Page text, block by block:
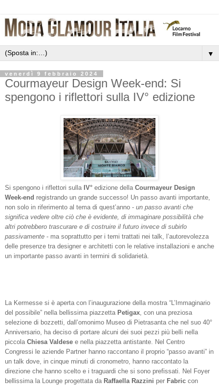
▼
venerdì 9 febbraio 2024
Courmayeur Design Week-end: Si
spengono i riflettori sulla IV° edizione
Si spengono i riflettori sulla IV° edizione della Courmayeur Design
Week-end registrando un grande successo! Un passo avanti importante,
non solo in riferimento al tema di quest’anno - un passo avanti che
significa vedere oltre ciò che è evidente, di immaginare possibilità che
altri potrebbero trascurare e di costruire il futuro invece di subirlo
passivamente - ma soprattutto per i temi trattati nei talk, l’autorevolezza
delle presenze tra designer e architetti con le relative installazioni e anche
un importante passo avanti in termini di solidarietà.
La Kermesse si è aperta con l’inaugurazione della mostra “L’Immaginario
del possibile” nella bellissima piazzetta Petigax, con una preziosa
selezione di bozzetti, dall’omonimo Museo di Pietrasanta che nel suo 40°
Anniversario, ha deciso di portare alcuni dei suoi pezzi più belli nella
piccola Chiesa Valdese e nella piazzetta antistante. Nel Centro
Congressi le aziende Partner hanno raccontano il proprio “passo avanti” in
un talk dove, in cinque minuti di cronometro, hanno raccontato la
direzione che hanno scelto e i traguardi che si sono prefissati. Nel Foyer
bellissima la Lounge progettata daRaffaella Razzini per Fabric con